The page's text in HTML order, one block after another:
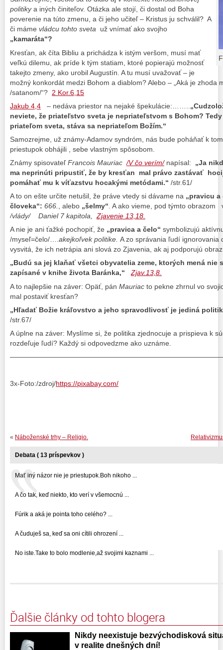
politikya iných činiteľov. Otázka ale stojí, či dostal od Boha
poverenie na túto zmenu, a či jeho učiteľ – Kristus ju schválil? A
či máme vládcu tohto sveta už vnímať ako svojho
„kamaráta“?
Kresťan, ak číta Bibliu a prichádza k istým veršom, musí mať
veľkú dilemu, ak príde k tým statiam, ktoré popierajú možnosť
takejto zmeny, ako urobil Augustín. A tu musí uvažovať – je
možný konkordát medzi Bohom a diablom? Alebo – „ Aká je zhoda
/satanom/“? 2 Kor.6,15
Jakub 4,4 – nedáva priestor na nejaké špekulácie:…….. „
neviete, že priateľstvo sveta je nepriateľstvom s Bohom?
priateľom sveta, stáva sa nepriateľom Božím.“
Samozrejme, už známy-Adamov syndróm, nás bude poháňať k
priestupok obhájili , sebe vlastným spôsobom.
Známy spisovateľFrancois Mauriac/V čo verím/napísal: „Ja
ma neprinúti pripustiť, že by kresťan mal právo zastávať
pomáhať mu k víťazstvu hocakými metódami.“ /str.61/
A to on ešte určite netušil, že práve vtedy si dávame na „pravicu a
človeka“: 666. , alebo „šelmy“ . A ako vieme, pod týmto obrazom
/vlády/
Daniel 7 kapitola, Zjavenie 13,18.
A nie je ani ťažké pochopiť, že „pravica a čelo“ symbolizujú
/myseľ=čelo/….akejkoľvek politike. A zo správania ľudí ignorovania
vysvitá, že ich netrápia ani slová zo Zjavenia, ak aj podporujú
„Budú sa jej klaňať všetci obyvatelia zeme, ktorých mená nie
zapísané v knihe života Baránka,“
Zjav.13,8.
A to najlepšie na záver: Opäť, pán Mauriac to pekne zhrnul vo
mal postaviť kresťan?
„Hľadať Božie kráľovstvo a jeho spravodlivosť je jediná
/str.67/
A úplne na záver: Myslíme si, že politika zjednocuje a prispieva k
rozdeľuje ľudí? Každý si odpovedzme ako uznáme.
3x-Foto:/zdroj/https://pixabay.com/
« Náboženské trhy – Religio.
Debata ( 13 príspevkov )
Mať iný názor nie je priestupok.Boh nikoho ...
A čo tak, keď niekto, kto verí v všemocnú ...
Fúrik a aká je pointa toho celého? ...
A čuduješ sa, keď sa oni cítili ohrození ...
No iste.Take to bolo modlenie,až svojimi kaznami ...
Ďalšie články od tohto blogera
Nikdy neexistuje bezvýchodisková
v realite dnešných dní!